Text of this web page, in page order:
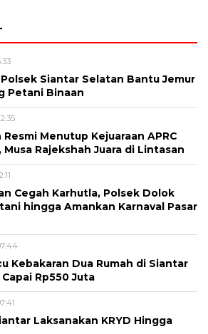
Siantar Selatan Bantu Jemur
Petani Binaan
Menutup Kejuaraan APRC
Rajekshah Juara di Lintasan
Cegah Karhutla, Polsek Dolok
hingga Amankan Karnaval Pasar
Kebakaran Dua Rumah di Siantar
Rp550 Juta
Laksanakan KRYD Hingga